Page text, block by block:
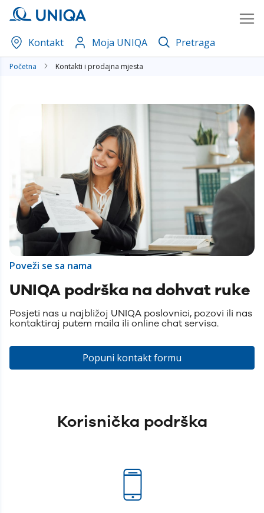
Skip
to
Kontakt
Moja UNIQA Pretraga
Početna Kontakti i prodajna mjesta
Poveži se sa nama
UNIQA podrška na dohvat ruke
Posjeti nas u najbližoj UNIQA poslovnici, pozovi ili nas
kontaktiraj putem maila ili online chat servisa.
Popuni kontakt formu
Korisnička podrška